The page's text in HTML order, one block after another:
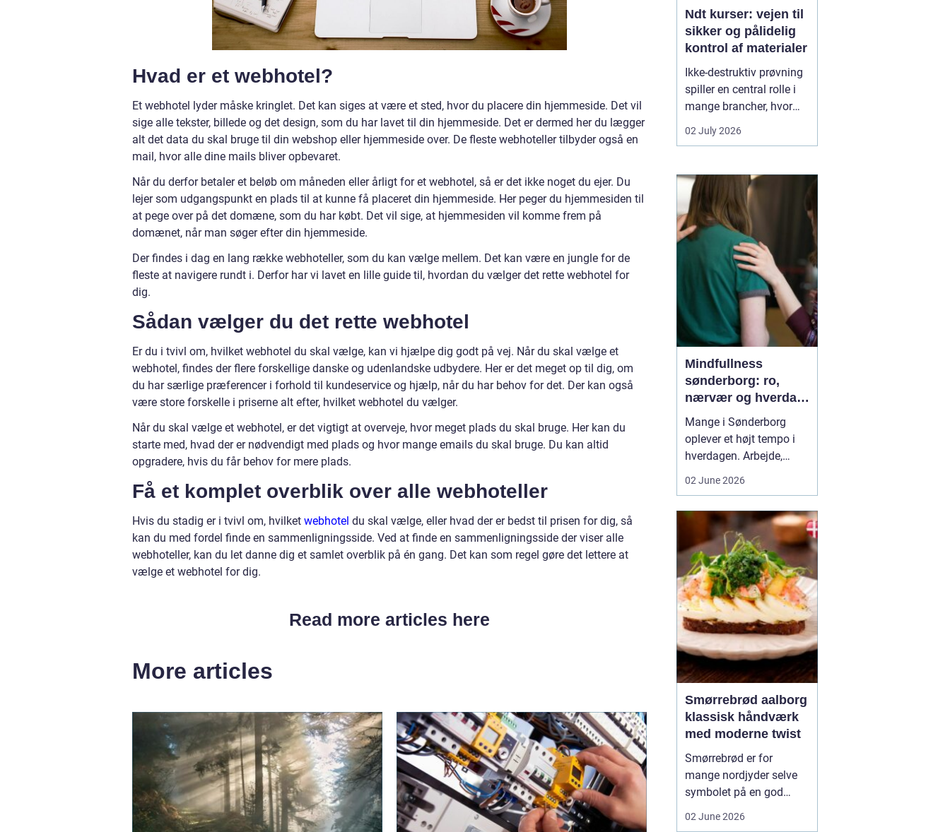
Hvad er et webhotel?
Et webhotel lyder måske kringlet. Det kan siges at være et sted, hvor du placere din hjemmeside. Det vil
sige alle tekster, billede og det design, som du har lavet til din hjemmeside. Det er dermed her du lægger
alt det data du skal bruge til din webshop eller hjemmeside over. De fleste webhoteller tilbyder også en
mail, hvor alle dine mails bliver opbevaret.
Når du derfor betaler et beløb om måneden eller årligt for et webhotel, så er det ikke noget du ejer. Du
lejer som udgangspunkt en plads til at kunne få placeret din hjemmeside. Her peger du hjemmesiden til
at pege over på det domæne, som du har købt. Det vil sige, at hjemmesiden vil komme frem på
domænet, når man søger efter din hjemmeside.
Der findes i dag en lang række webhoteller, som du kan vælge mellem. Det kan være en jungle for de
fleste at navigere rundt i. Derfor har vi lavet en lille guide til, hvordan du vælger det rette webhotel for
dig.
Sådan vælger du det rette webhotel
Er du i tvivl om, hvilket webhotel du skal vælge, kan vi hjælpe dig godt på vej. Når du skal vælge et
webhotel, findes der flere forskellige danske og udenlandske udbydere. Her er det meget op til dig, om
du har særlige præferencer i forhold til kundeservice og hjælp, når du har behov for det. Der kan også
være store forskelle i priserne alt efter, hvilket webhotel du vælger.
Når du skal vælge et webhotel, er det vigtigt at overveje, hvor meget plads du skal bruge. Her kan du
starte med, hvad der er nødvendigt med plads og hvor mange emails du skal bruge. Du kan altid
opgradere, hvis du får behov for mere plads.
Få et komplet overblik over alle webhoteller
Hvis du stadig er i tvivl om, hvilket webhotel du skal vælge, eller hvad der er bedst til prisen for dig, så
kan du med fordel finde en sammenligningsside. Ved at finde en sammenligningsside der viser alle
webhoteller, kan du let danne dig et samlet overblik på én gang. Det kan som regel gøre det lettere at
vælge et webhotel for dig.
Read more articles here
More articles
Ndt kurser: vejen til
sikker og pålidelig
kontrol af materialer
Ikke-destruktiv prøvning
spiller en central rolle i
mange brancher, hvor
sikkerhed, kvalitet og
driftssikkerhed er
kurserkan teknikere,
svejsere, tilsynsførende
og ingeniører dokumen...
02 July 2026
Mindfullness
sønderborg: ro,
nærvær og hverdag
med mindre stress
Mange i Sønderborg
oplever et højt tempo i
hverdagen. Arbejde,
kan sætte nervesystemet
på overarbejde. Herkan
min...
02 June 2026
Smørrebrød aalborg
klassisk håndværk
med moderne twist
Smørrebrød er for
mange nordjyder selve
symbolet på en god
02 June 2026